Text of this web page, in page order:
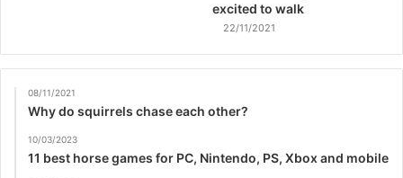
excited to walk
22/11/2021
08/11/2021
Why do squirrels chase each other?
10/03/2023
11 best horse games for PC, Nintendo, PS, Xbox and mobile